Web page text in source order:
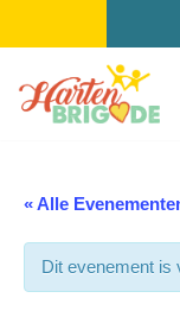
Ga
inhoud
« Alle
Dit evenement is